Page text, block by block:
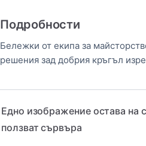
Подробности
Бележки от екипа за
решения зад добрия кръгъл
Едно изображение остава на
ползват сървъра